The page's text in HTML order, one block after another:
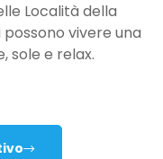
Località della
vivere una
sole e relax.